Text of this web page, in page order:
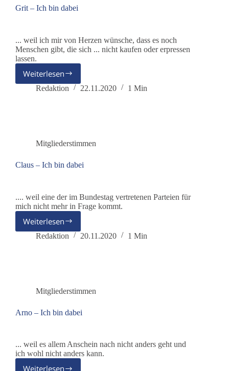
Grit – Ich bin dabei
... weil ich mir von Herzen wünsche, dass es noch
Menschen gibt, die sich ... nicht kaufen oder erpressen
lassen.
Weiterlesen
Grit
–
Redaktion 22.11.2020 1 Min
Mitgliederstimmen
Claus – Ich bin dabei
.... weil eine der im Bundestag vertretenen Parteien für
mich nicht mehr in Frage kommt.
Weiterlesen
Claus
–
Redaktion 20.11.2020 1 Min
Mitgliederstimmen
Arno – Ich bin dabei
... weil es allem Anschein nach nicht anders geht und
ich wohl nicht anders kann.
Weiterlesen